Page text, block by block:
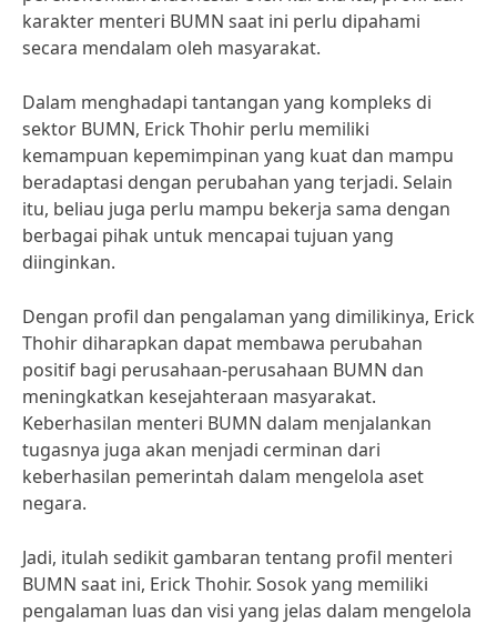
karakter menteri BUMN saat ini perlu dipahami
secara mendalam oleh masyarakat.
Dalam menghadapi tantangan yang kompleks di
sektor BUMN, Erick Thohir perlu memiliki
kemampuan kepemimpinan yang kuat dan mampu
beradaptasi dengan perubahan yang terjadi. Selain
itu, beliau juga perlu mampu bekerja sama dengan
berbagai pihak untuk mencapai tujuan yang
diinginkan.
Dengan profil dan pengalaman yang dimilikinya, Erick
Thohir diharapkan dapat membawa perubahan
positif bagi perusahaan-perusahaan BUMN dan
meningkatkan kesejahteraan masyarakat.
Keberhasilan menteri BUMN dalam menjalankan
tugasnya juga akan menjadi cerminan dari
keberhasilan pemerintah dalam mengelola aset
negara.
Jadi, itulah sedikit gambaran tentang profil menteri
BUMN saat ini, Erick Thohir. Sosok yang memiliki
pengalaman luas dan visi yang jelas dalam mengelola